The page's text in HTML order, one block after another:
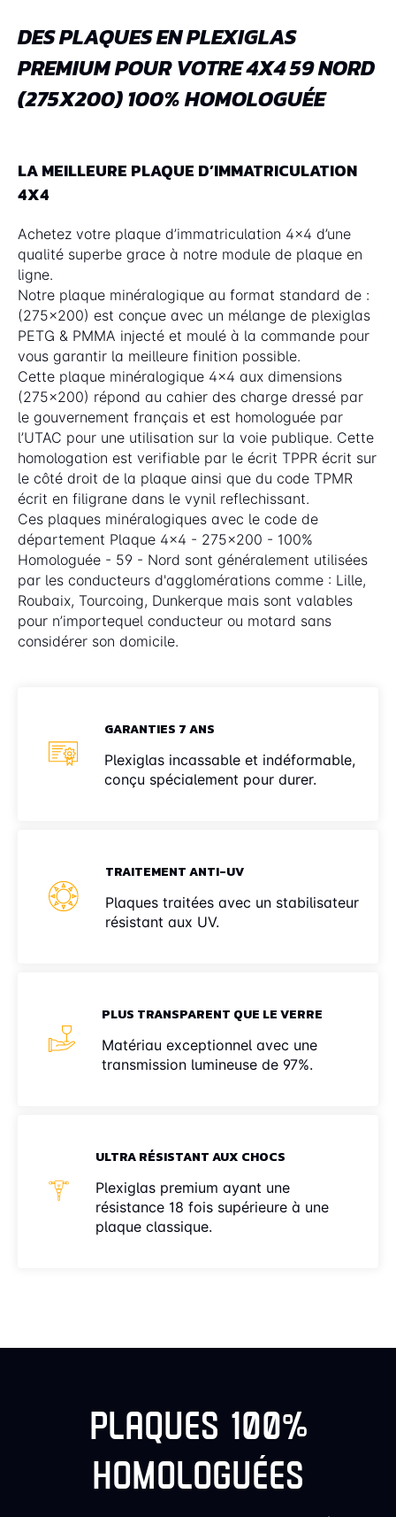
DES PLAQUES EN PLEXIGLAS
PREMIUM POUR VOTRE 4X4 59 NORD
(275X200) 100% HOMOLOGUÉE
LA MEILLEURE PLAQUE D’IMMATRICULATION
4X4
Achetez votre plaque d’immatriculation 4x4 d’une
qualité superbe grace à notre module de plaque en
ligne.
Notre plaque minéralogique au format standard de :
(275x200) est conçue avec un mélange de plexiglas
PETG & PMMA injecté et moulé à la commande pour
vous garantir la meilleure finition possible.
Cette plaque minéralogique 4x4 aux dimensions
(275x200) répond au cahier des charge dressé par
le gouvernement français et est homologuée par
l’UTAC pour une utilisation sur la voie publique. Cette
homologation est verifiable par le écrit TPPR écrit sur
le côté droit de la plaque ainsi que du code TPMR
écrit en filigrane dans le vynil reflechissant.
Ces plaques minéralogiques avec le code de
département Plaque 4x4 - 275x200 - 100%
Homologuée - 59 - Nord sont généralement utilisées
par les conducteurs d'agglomérations comme : Lille,
Roubaix, Tourcoing, Dunkerque mais sont valables
pour n’importequel conducteur ou motard sans
considérer son domicile.
GARANTIES 7 ANS
Plexiglas incassable et indéformable,
conçu spécialement pour durer.
TRAITEMENT ANTI-UV
Plaques traitées avec un stabilisateur
résistant aux UV.
PLUS TRANSPARENT QUE LE VERRE
Matériau exceptionnel avec une
transmission lumineuse de 97%.
ULTRA RÉSISTANT AUX CHOCS
Plexiglas premium ayant une
résistance 18 fois supérieure à une
plaque classique.
PLAQUES 100%
HOMOLOGUÉES